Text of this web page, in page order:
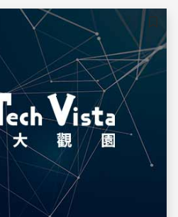
優秀的學生從這裡畢業，唯有黃
學教育奉獻心力
儲存